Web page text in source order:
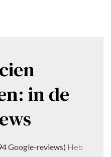
in de
Google-reviews) Heb